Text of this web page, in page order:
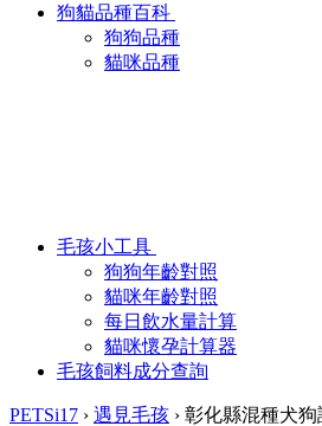
狗貓品種百科
狗狗品種
貓咪品種
毛孩小工具
狗狗年齡對照
貓咪年齡對照
每日飲水量計算
貓咪懷孕計算器
毛孩飼料成分查詢
PETSi17 › 遇見毛孩 › 彰化縣混種犬